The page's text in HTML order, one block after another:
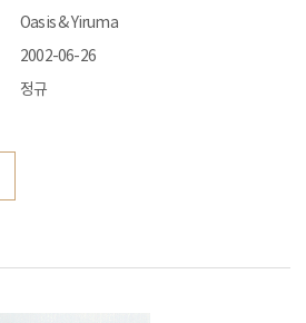
Oasis & Yiruma
2002-06-26
정규